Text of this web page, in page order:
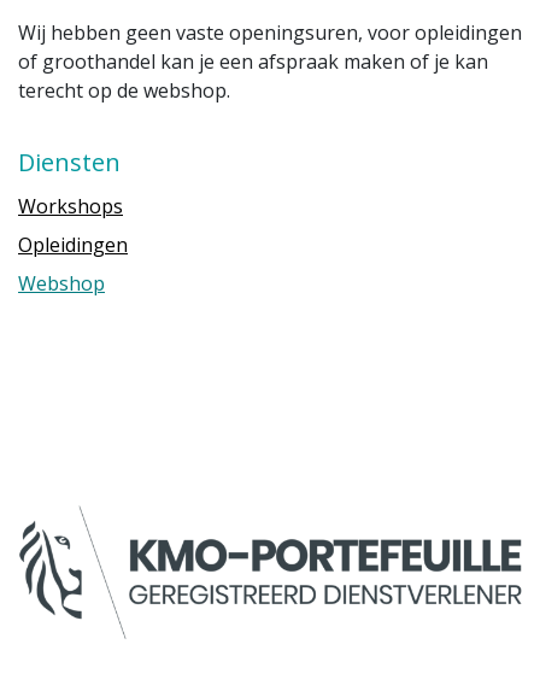
Wij hebben geen vaste openingsuren, voor opleidingen
of groothandel kan je een afspraak maken of je kan
terecht op de webshop.
Diensten
Workshops
Opleidingen
Webshop